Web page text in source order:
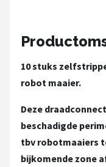
Alle merken →
10 stuks
robot maaier.
Deze
beschadigde
tbv robotmaaiers
bijkomende zone